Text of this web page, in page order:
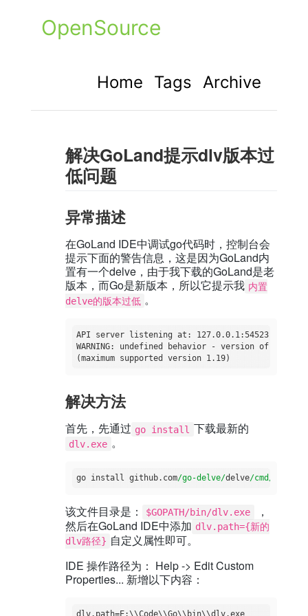
OpenSource
Home Tags Archive
解决GoLand提示dlv版本过
低问题
异常描述
在GoLand IDE中调试go代码时，控制台会
提示下面的警告信息，这是因为GoLand内
置有一个delve，由于我下载的GoLand是老
版本，而Go是新版本，所以它提示我 内置
delve的版本过低 。
API server listening at: 127.0.0.1:54523
WARNING: undefined behavior - version of
解决方法
首先，先通过 go install 下载最新的
dlv.exe 。
go install github.com/go-delve/delve/cmd/
该文件目录是： $GOPATH/bin/dlv.exe
，
然后在GoLand IDE中添加 dlv.path={新的
dlv路径} 自定义属性即可。
IDE 操作路径为： Help -> Edit Custom
Properties... 新增以下内容：
dlv.path=E:\\Code\\Go\\bin\\dlv.exe